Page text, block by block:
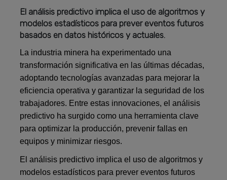
El análisis predictivo implica el uso de algoritmos y
modelos estadísticos para prever eventos futuros
basados en datos históricos y actuales.
La industria minera ha experimentado una
transformación significativa en las últimas décadas,
adoptando tecnologías avanzadas para mejorar la
eficiencia operativa y garantizar la seguridad de los
trabajadores. Entre estas innovaciones, el análisis
predictivo ha surgido como una herramienta clave
para optimizar la producción, prevenir fallas en
equipos y minimizar riesgos.
El análisis predictivo implica el uso de algoritmos y
modelos estadísticos para prever eventos futuros